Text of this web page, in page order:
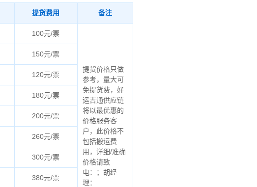
提货费用 备注
100元/票
提货价格只做
参考，量大可
免提货费，好
运吉通供应链
将以最优惠的
价格服务客
户，此价格不
包括搬运费
用，详细/准确
价格请致
电：；胡经
理：
150元/票
120元/票
180元/票
200元/票
260元/票
300元/票
380元/票